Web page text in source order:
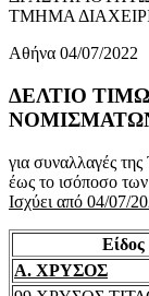
ΤΜΗΜΑ
Αθήνα 04/07/2022
ΔΕΛΤΙΟ
ΝΟΜΙΣΜΑΤΩΝ
για συναλλαγές
έως το ισόποσο
Ισχύει από 04/07/
Α. ΧΡΥΣΟΣ